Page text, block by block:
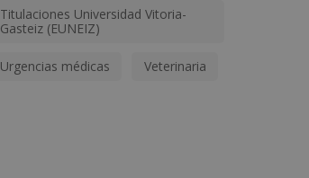
Titulaciones Universidad Vitoria-
Gasteiz (EUNEIZ)
Urgencias médicas Veterinaria